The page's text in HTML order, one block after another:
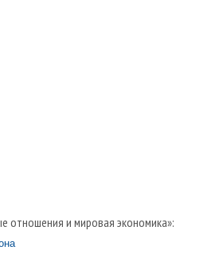
отношения и мировая экономика»: